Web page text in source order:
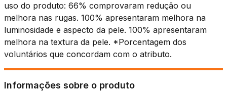
uso do produto: 66% comprovaram redução ou
melhora nas rugas. 100% apresentaram melhora na
luminosidade e aspecto da pele. 100% apresentaram
melhora na textura da pele. *Porcentagem dos
voluntários que concordam com o atributo.
Informações sobre o produto